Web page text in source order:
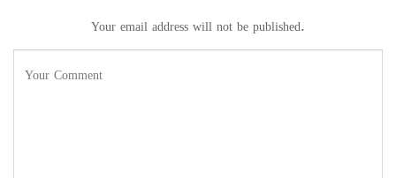
Your email address will not be published.